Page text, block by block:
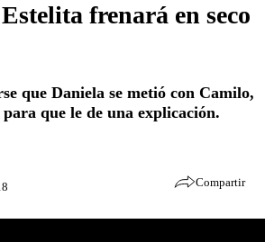
frenará en seco
que Daniela se metió con Camilo,
que le de una explicación.
Compartir